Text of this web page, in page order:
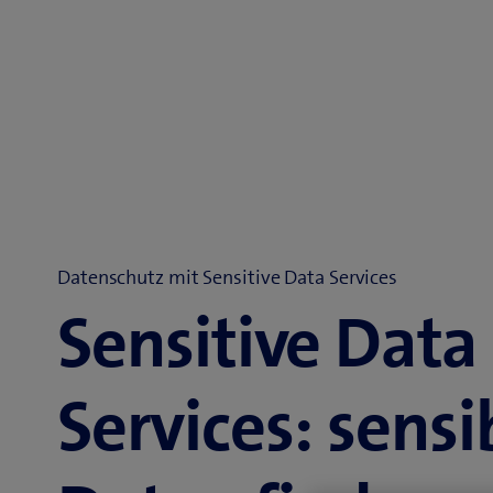
Datenschutz mit Sensitive Data Services
Sensitive Data
Services: